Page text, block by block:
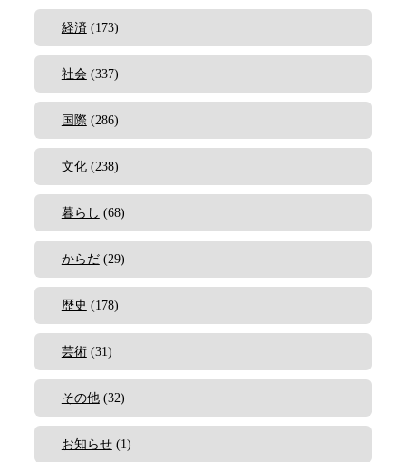
経済(173)
社会(337)
国際 (286)
文化(238)
暮らし (68)
からだ(29)
歴史 (178)
芸術(31)
その他(32)
お知らせ(1)